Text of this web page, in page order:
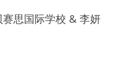
思国际学校 & 李妍